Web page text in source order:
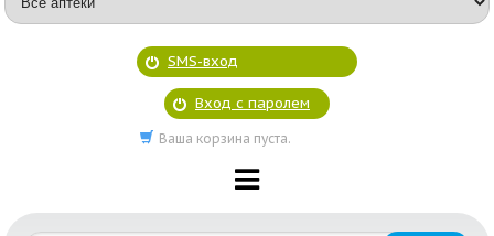
SMS-вход
Вход с паролем
Ваша корзина пуста.